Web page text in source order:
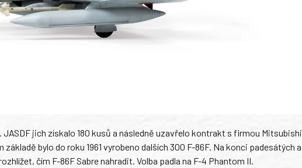
jich získalo 180 kusů a následně uzavřelo kontrakt s firmou Mitsubishi
bylo do roku 1961 vyrobeno dalších 300 F-86F. Na konci padesátých a
čím F-86F Sabre nahradit. Volba padla na F-4 Phantom II.